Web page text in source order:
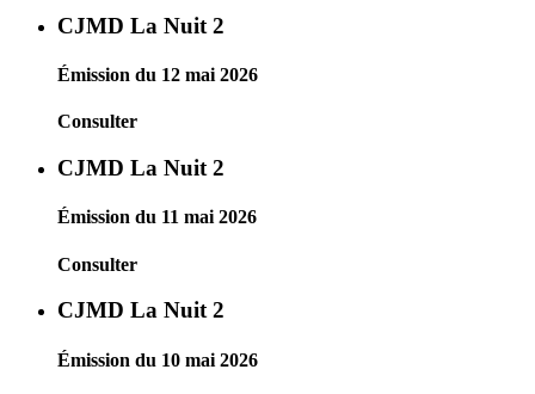
CJMD La Nuit 2
Émission du 12 mai 2026
Consulter
CJMD La Nuit 2
Émission du 11 mai 2026
Consulter
CJMD La Nuit 2
Émission du 10 mai 2026